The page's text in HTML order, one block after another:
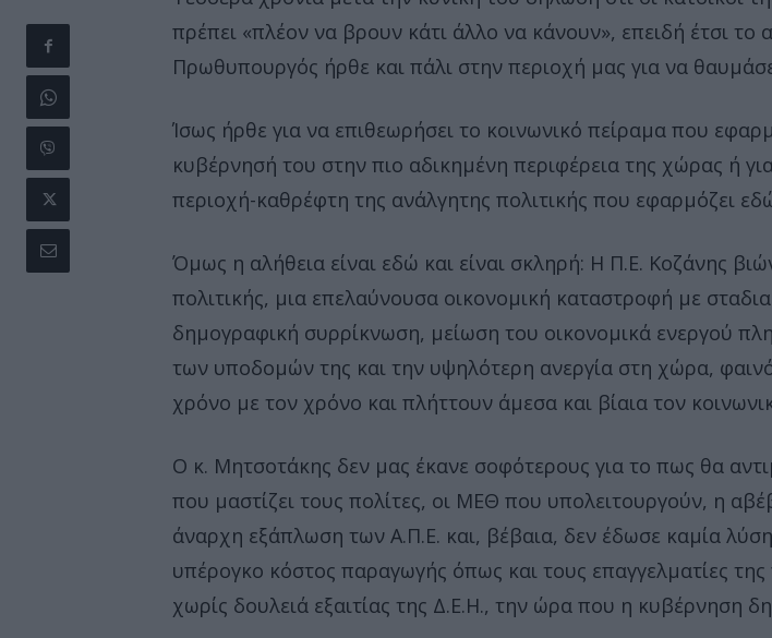
πρέπει «πλέον να βρουν κάτι άλλο να κάνουν», επειδή έτσι το
Πρωθυπουργός ήρθε και πάλι στην περιοχή μας για να
Ίσως ήρθε για να επιθεωρήσει το κοινωνικό πείραμα που
κυβέρνησή του στην πιο αδικημένη περιφέρεια της χώρας ή
περιοχή-καθρέφτη της ανάλγητης πολιτικής που εφαρμόζει
Όμως η αλήθεια είναι εδώ και είναι σκληρή: Η Π.Ε. Κοζάνης
πολιτικής, μια επελαύνουσα οικονομική καταστροφή με
δημογραφική συρρίκνωση, μείωση του οικονομικά ενεργού
των υποδομών της και την υψηλότερη ανεργία στη χώρα,
χρόνο με τον χρόνο και πλήττουν άμεσα και βίαια τον
Ο κ. Μητσοτάκης δεν μας έκανε σοφότερους για το πως θα
που μαστίζει τους πολίτες, οι ΜΕΘ που υπολειτουργούν, η
άναρχη εξάπλωση των Α.Π.Ε. και, βέβαια, δεν έδωσε καμία λύση
υπέρογκο κόστος παραγωγής όπως και τους επαγγελματίες
χωρίς δουλειά εξαιτίας της Δ.Ε.Η., την ώρα που η κυβέρνηση